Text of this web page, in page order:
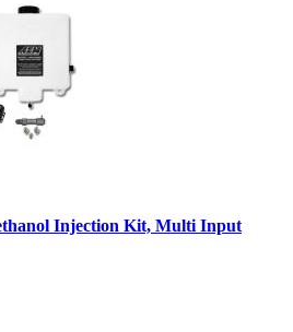
Injection Kit, Multi Input